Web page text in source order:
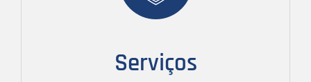
Serviços